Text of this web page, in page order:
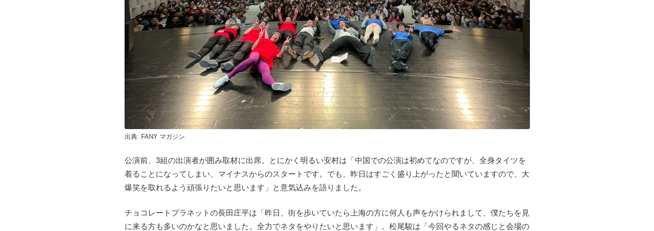
出典: FANY マガジン
公演前、3組の出演者が囲み取材に出席。とにかく明るい安村は「中国での公演は初めてなのですが、全身タイツを
着ることになってしまい、マイナスからのスタートです。でも、昨日はすごく盛り上がったと聞いていますので、大
爆笑を取れるよう頑張りたいと思います」と意気込みを語りました。
チョコレートプラネットの長田庄平は「昨日、街を歩いていたら上海の方に何人も声をかけられまして、僕たちを見
に来る方も多いのかなと思いました。全力でネタをやりたいと思います」。松尾駿は「今回やるネタの感じと会場の